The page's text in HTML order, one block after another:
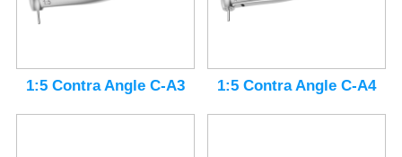
1:5 Contra Angle C-A3 1:5 Contra Angle C-A4